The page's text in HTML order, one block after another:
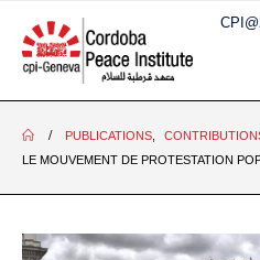
PUBLICATIONS,
LE MOUVEMENT DE PROTESTATION